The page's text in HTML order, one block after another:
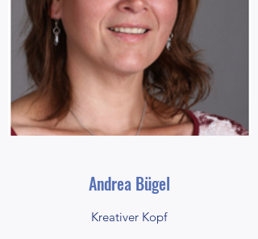
Andrea Bügel
Kreativer Kopf